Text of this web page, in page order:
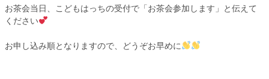
お茶会当日、こどもはっちの受付で「お茶会参加します」と伝えて
ください
お申し込み順となりますので、どうぞお早めに